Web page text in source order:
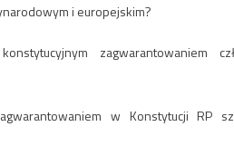
i europejskim?
zagwarantowaniem
w Konstytucji RP